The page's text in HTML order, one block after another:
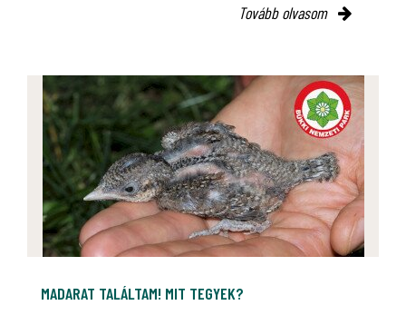
Tovább olvasom
MADARAT TALÁLTAM! MIT TEGYEK?